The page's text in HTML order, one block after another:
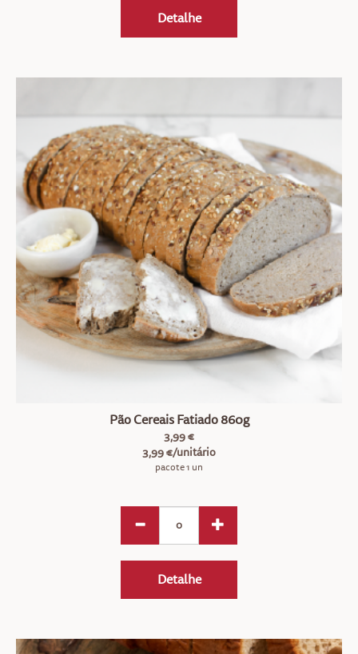
Detalhe
Pão Cereais Fatiado 860g
3,99 €
3,99 €/unitário
pacote 1 un
Detalhe